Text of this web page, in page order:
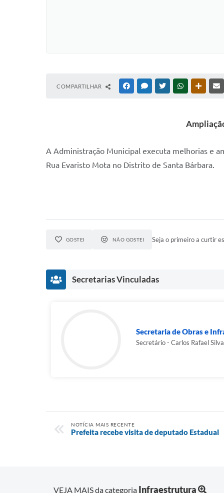
COMPARTILHAR FACEBOOKMESSENGER
TWITTERWHATSAPP
A Administração Municipal executa melhorias e
Rua Evaristo Mota no Distrito de Santa Bárbara.
GOSTEI NÃO GOSTEI Seja o primeiro a curtir
Secretarias Vinculadas
Secretaria de Obras e
Secretário - Carlos Rafael Silva
NOTÍCIA MAIS RECENTE
Prefeita recebe visita de deputado Estadual
VEJA MAIS da categoria Infraestrutura